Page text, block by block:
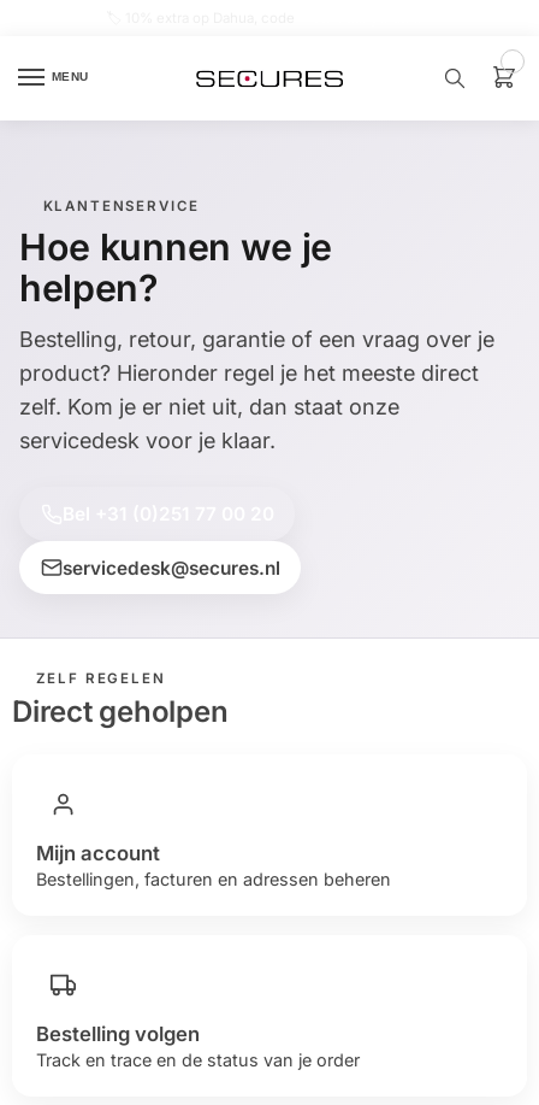
MENU
P
P
U
A
R
Alarm
samenstellen
&
Branddetectie
Inbraakbeveiliging
Outlet SALE
Account Contact Help Wagen
KLANTENSERVICE
Hoe kunnen we je
helpen?
Bestelling, retour, garantie of een vraag over je
product? Hieronder regel je het meeste direct
zelf. Kom je er niet uit, dan staat onze
servicedesk voor je klaar.
servicedesk@secures.nl
ZELF REGELEN
Direct geholpen
Mijn account
Bestellingen, facturen en adressen beheren
Bestelling volgen
Track en trace en de status van je order